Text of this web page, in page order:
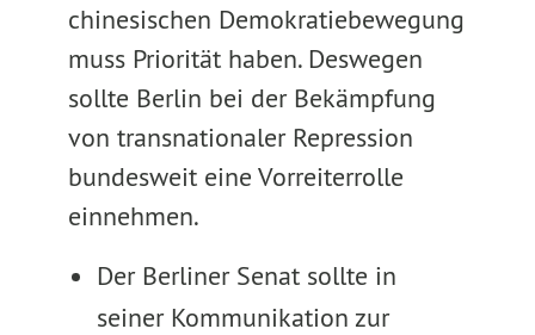
chinesischen Demokratiebewegung
muss Priorität haben. Deswegen
sollte Berlin bei der Bekämpfung
von transnationaler Repression
bundesweit eine Vorreiterrolle
einnehmen.
Der Berliner Senat sollte in
seiner Kommunikation zur